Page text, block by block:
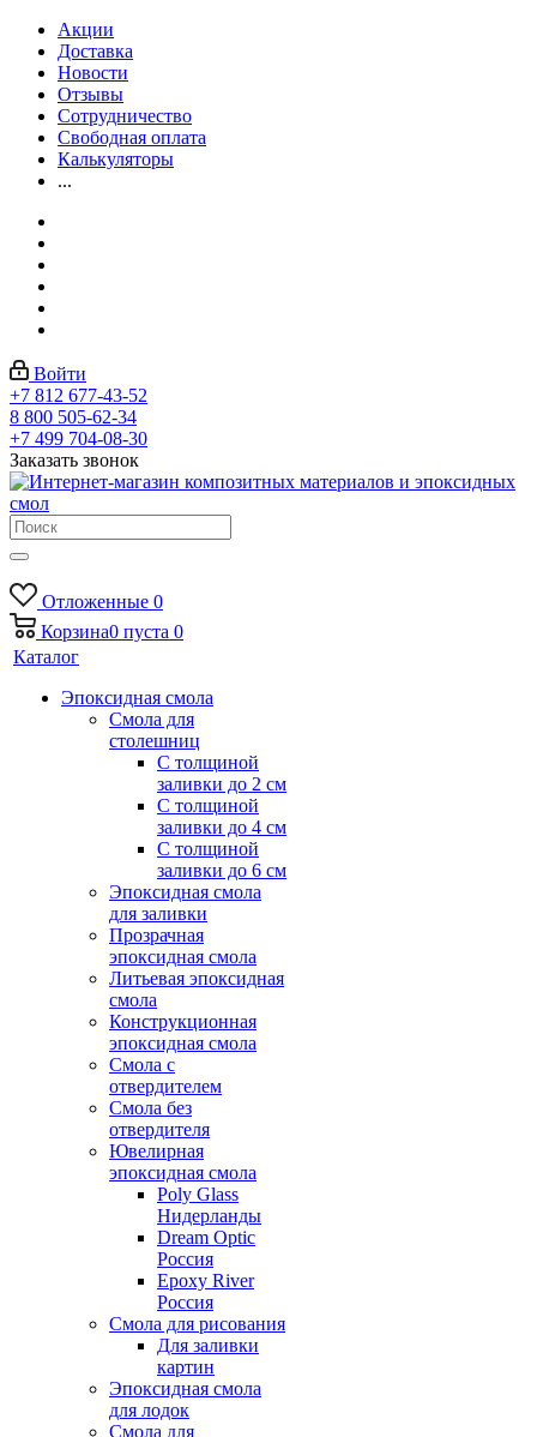
Акции
Доставка
Новости
Отзывы
Сотрудничество
Свободная оплата
Калькуляторы
...
Войти
+7 812 677-43-52
8 800 505-62-34
+7 499 704-08-30
Заказать звонок
Отложенные 0
Корзина0 пуста 0
Каталог
Эпоксидная смола
Смола для
столешниц
С толщиной
заливки до 2 см
С толщиной
заливки до 4 см
С толщиной
заливки до 6 см
Эпоксидная смола
для заливки
Прозрачная
эпоксидная смола
Литьевая эпоксидная
смола
Конструкционная
эпоксидная смола
Смола с
отвердителем
Смола без
отвердителя
Ювелирная
эпоксидная смола
Poly Glass
Нидерланды
Dream Optic
Россия
Epoxy River
Россия
Смола для рисования
Для заливки
картин
Эпоксидная смола
для лодок
Смола для